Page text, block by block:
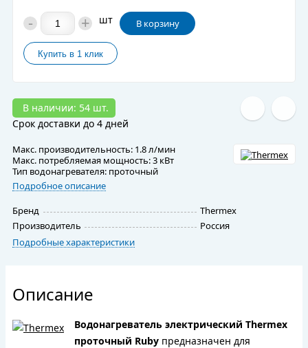
- + шт В корзину
В наличии: 54 шт.
Срок доставки до 4 дней
Макс. производительность: 1.8 л/мин
Макс. потребляемая мощность: 3 кВт
Тип водонагревателя: проточный
Подробное описание
Бренд
Thermex
Производитель
Россия
Подробные характеристики
Описание
Водонагреватель электрический Thermex
проточный Ruby предназначен для